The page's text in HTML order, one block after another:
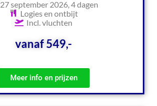
27 september 2026, 4 dagen
Logies en ontbijt
Incl. vluchten
vanaf 549,-
Meer info en prijzen